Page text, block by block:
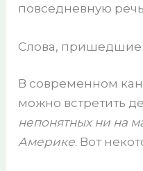
повседневную
Слова, пришедшие
В современном
можно встретить
непонятных ни на
Америке. Вот